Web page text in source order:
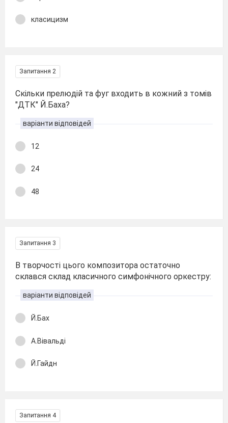
класицизм
Запитання 2
Скільки прелюдій та фуг входить в кожний з томів
"ДТК" Й.Баха?
варіанти відповідей
12
24
48
Запитання 3
В творчості цього композитора остаточно
склався склад класичного симфонічного оркестру:
варіанти відповідей
Й.Бах
А.Вівальді
Й.Гайдн
Запитання 4